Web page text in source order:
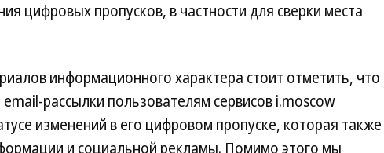
цифровых пропусков, в частности для сверки места
информационного характера стоит отметить, что
рассылки пользователям сервисов i.moscow
изменений в его цифровом пропуске, которая также
и социальной рекламы. Помимо этого мы